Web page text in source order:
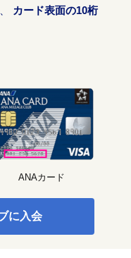
カード表面の10桁
ANAカード
に入会